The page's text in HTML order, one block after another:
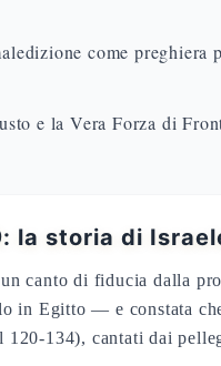
come preghiera
e la Vera Forza di
la storia di
canto di fiducia dalla
in Egitto — e constata
120-134), cantati dai